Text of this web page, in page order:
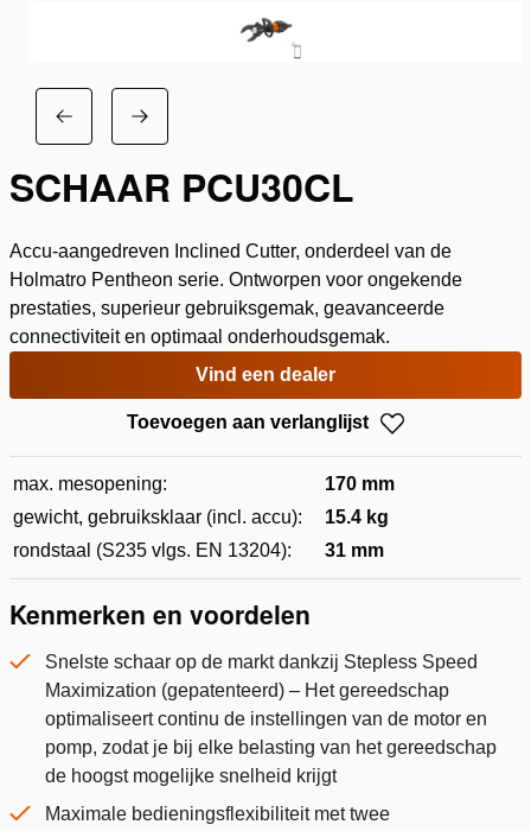
SCHAAR PCU30CL
Accu-aangedreven Inclined Cutter, onderdeel van de
Holmatro Pentheon serie. Ontworpen voor ongekende
prestaties, superieur gebruiksgemak, geavanceerde
connectiviteit en optimaal onderhoudsgemak.
Vind een dealer
Toevoegen aan verlanglijst
max. mesopening:
170 mm
gewicht, gebruiksklaar (incl. accu):
15.4 kg
rondstaal (S235 vlgs. EN 13204):
31 mm
Kenmerken en voordelen
Snelste schaar op de markt dankzij Stepless Speed
Maximization (gepatenteerd) – Het gereedschap
optimaliseert continu de instellingen van de motor en
pomp, zodat je bij elke belasting van het gereedschap
de hoogst mogelijke snelheid krijgt
Maximale bedieningsflexibiliteit met twee